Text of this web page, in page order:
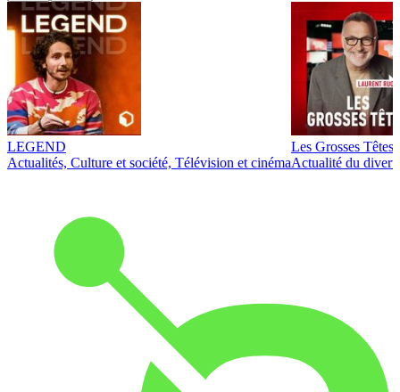
LEGEND
Actualités, Culture et société, Télévision et cinéma
Les Grosses Têtes
Actualité du